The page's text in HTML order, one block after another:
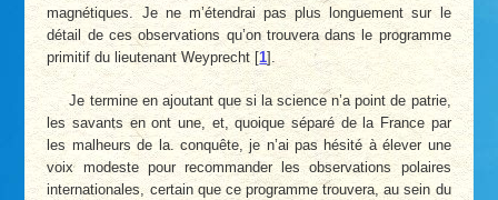
magnétiques. Je ne m’étendrai pas plus longuement sur le
détail de ces observations qu’on trouvera dans le programme
primitif du lieutenant Weyprecht [1]
Je termine en ajoutant que si la science n’a point de patrie,
les savants en ont une, et, quoique séparé de la France par
les malheurs de la. conquête, je n’ai pas hésité à élever une
voix modeste pour recommander les observations polaires
internationales, certain que ce programme trouvera, au sein du